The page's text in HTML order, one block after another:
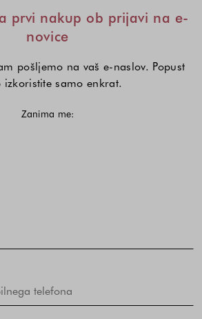
prvi nakup ob prijavi na e-
novice
pošljemo na vaš e-naslov. Popust
izkoristite samo enkrat.
Zanima me: